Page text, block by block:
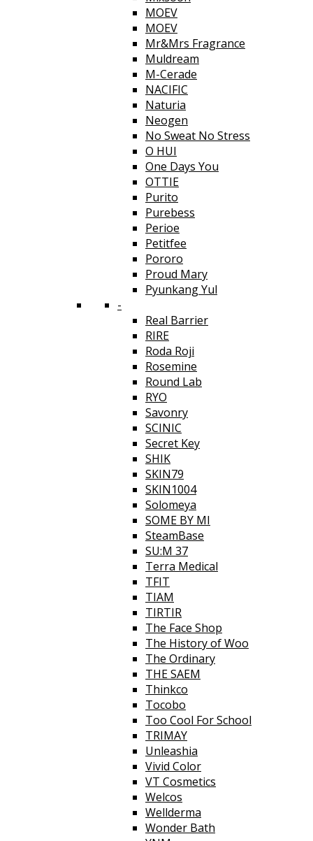
MOEV
MOEV
Mr&Mrs Fragrance
Muldream
M-Cerade
NACIFIC
Naturia
Neogen
No Sweat No Stress
O HUI
One Days You
OTTIE
Purito
Purebess
Perioe
Petitfee
Pororo
Proud Mary
Pyunkang Yul
-
Real Barrier
RIRE
Roda Roji
Rosemine
Round Lab
RYO
Savonry
SCINIC
Secret Key
SHIK
SKIN79
SKIN1004
Solomeya
SOME BY MI
SteamBase
SU:M 37
Terra Medical
TFIT
TIAM
TIRTIR
The Face Shop
The History of Woo
The Ordinary
THE SAEM
Thinkco
Tocobo
Too Cool For School
TRIMAY
Unleashia
Vivid Color
VT Cosmetics
Welcos
Wellderma
Wonder Bath